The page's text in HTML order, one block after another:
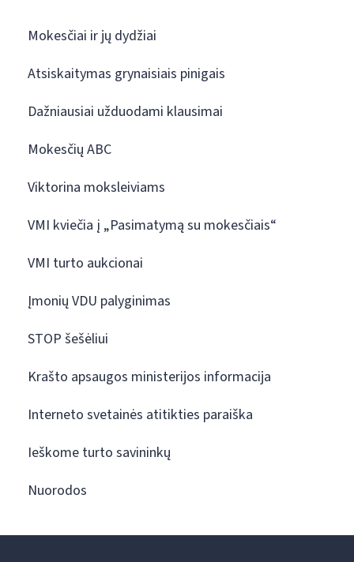
Mokesčiai ir jų dydžiai
Atsiskaitymas grynaisiais pinigais
Dažniausiai užduodami klausimai
Mokesčių ABC
Viktorina moksleiviams
VMI kviečia į „Pasimatymą su mokesčiais“
VMI turto aukcionai
Įmonių VDU palyginimas
STOP šešėliui
Krašto apsaugos ministerijos informacija
Interneto svetainės atitikties paraiška
Ieškome turto savininkų
Nuorodos